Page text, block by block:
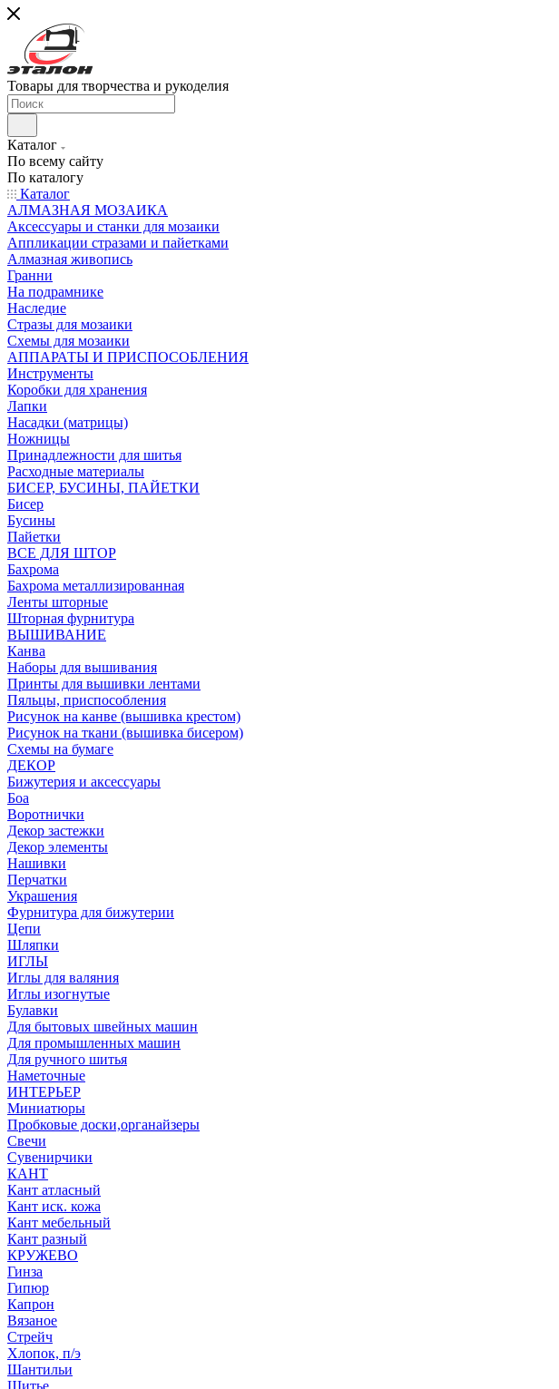
Товары для творчества и рукоделия
Каталог
По всему сайту
По каталогу
Каталог
АЛМАЗНАЯ МОЗАИКА
Аксессуары и станки для мозаики
Аппликации стразами и пайетками
Алмазная живопись
Гранни
На подрамнике
Наследие
Стразы для мозаики
Схемы для мозаики
АППАРАТЫ И ПРИСПОСОБЛЕНИЯ
Инструменты
Коробки для хранения
Лапки
Насадки (матрицы)
Ножницы
Принадлежности для шитья
Расходные материалы
БИСЕР, БУСИНЫ, ПАЙЕТКИ
Бисер
Бусины
Пайетки
ВСЕ ДЛЯ ШТОР
Бахрома
Бахрома металлизированная
Ленты шторные
Шторная фурнитура
ВЫШИВАНИЕ
Канва
Наборы для вышивания
Принты для вышивки лентами
Пяльцы, приспособления
Рисунок на канве (вышивка крестом)
Рисунок на ткани (вышивка бисером)
Схемы на бумаге
ДЕКОР
Бижутерия и аксессуары
Боа
Воротнички
Декор застежки
Декор элементы
Нашивки
Перчатки
Украшения
Фурнитура для бижутерии
Цепи
Шляпки
ИГЛЫ
Иглы для валяния
Иглы изогнутые
Булавки
Для бытовых швейных машин
Для промышленных машин
Для ручного шитья
Наметочные
ИНТЕРЬЕР
Миниатюры
Пробковые доски,органайзеры
Свечи
Сувенирчики
КАНТ
Кант атласный
Кант иск. кожа
Кант мебельный
Кант разный
КРУЖЕВО
Гинза
Гипюр
Капрон
Вязаное
Стрейч
Хлопок, п/э
Шантильи
Шитье